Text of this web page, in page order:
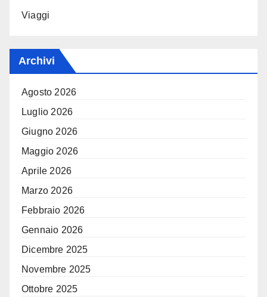
Viaggi
Archivi
Agosto 2026
Luglio 2026
Giugno 2026
Maggio 2026
Aprile 2026
Marzo 2026
Febbraio 2026
Gennaio 2026
Dicembre 2025
Novembre 2025
Ottobre 2025